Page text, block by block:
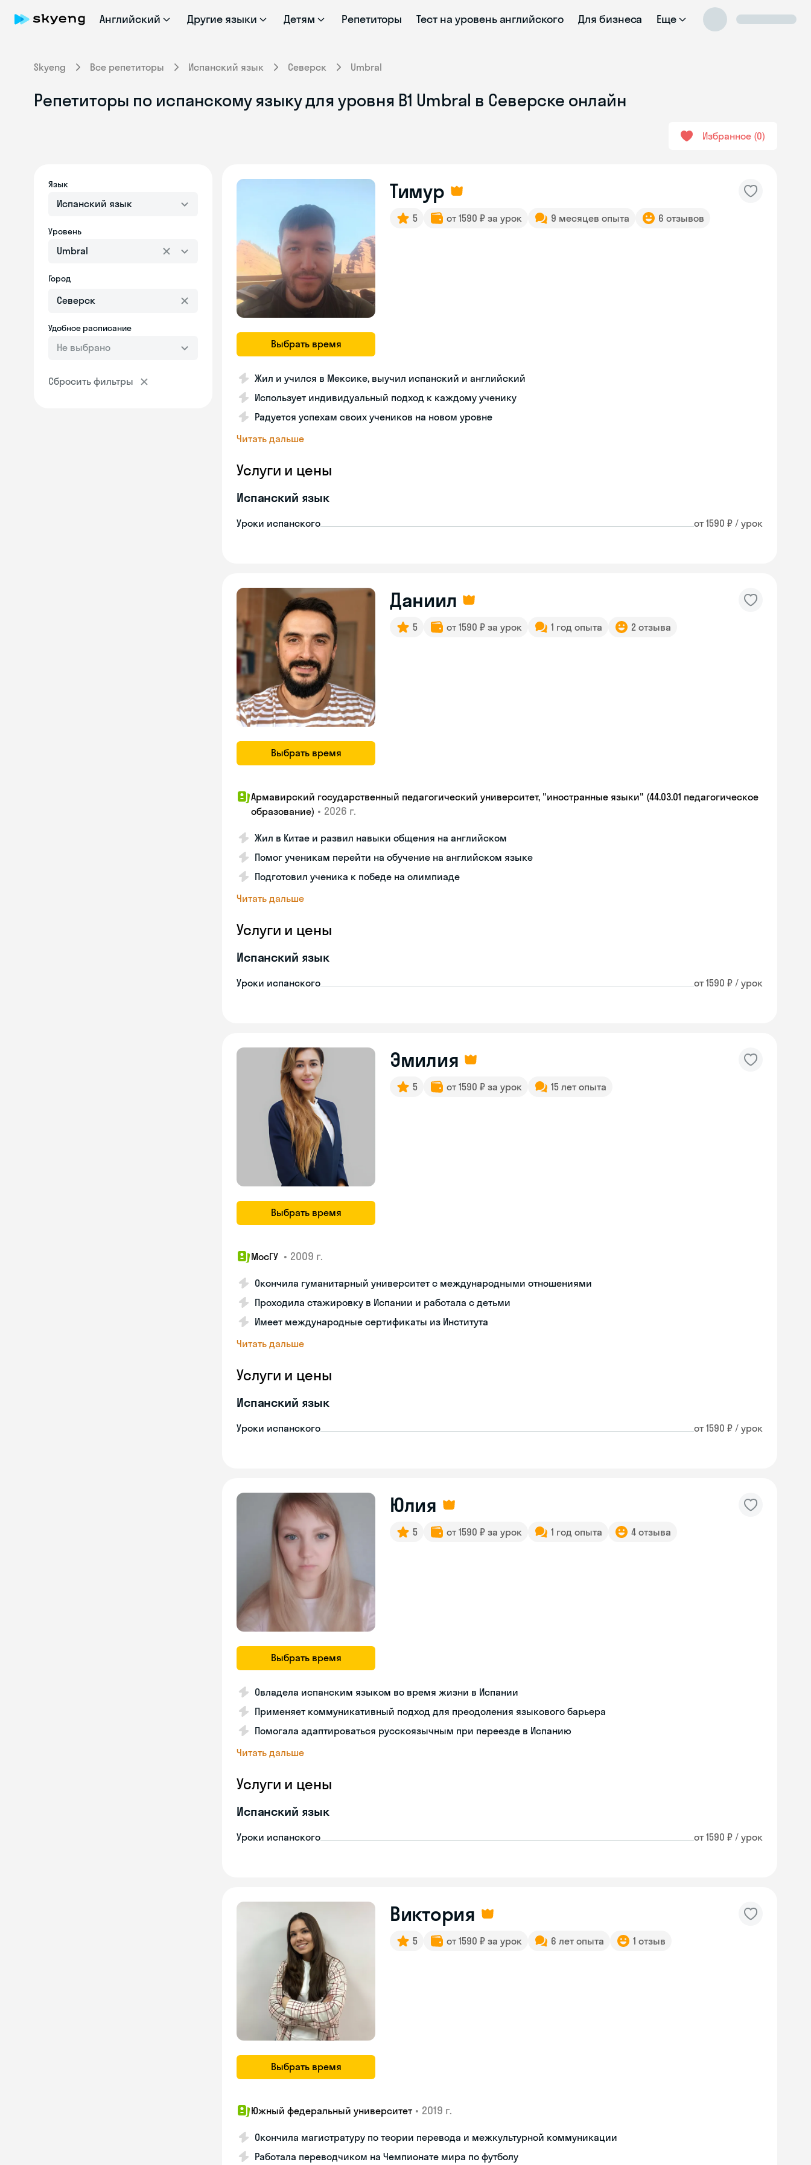
Английский Другие языки Детям Репетиторы Тест на уровень английского Для бизнеса Еще
Skyeng Все репетиторы Испанский язык Северск Umbral
Репетиторы по испанскому языку для уровня В1 Umbral в Северске онлайн
Избранное 0
Язык
Испанский язык
Уровень
Umbral
Город
Удобное расписание
Не выбрано
Сбросить фильтры
Выбрать время
Тимур
5 от 1590 ₽ за урок 9 месяцев опыта 6 отзывов
Жил и учился в Мексике, выучил испанский и английский
Использует индивидуальный подход к каждому ученику
Радуется успехам своих учеников на новом уровне
Читать дальше
Услуги и цены
Испанский язык
Уроки испанского от 1590 ₽ / урок
Выбрать время
Даниил
5 от 1590 ₽ за урок 1 год опыта 2 отзыва
Армавирский государственный педагогический университет, "иностранные языки" (44.03.01 педагогическое
образование) • 2026 г.
Жил в Китае и развил навыки общения на английском
Помог ученикам перейти на обучение на английском языке
Подготовил ученика к победе на олимпиаде
Читать дальше
Услуги и цены
Испанский язык
Уроки испанского от 1590 ₽ / урок
Выбрать время
Эмилия
5 от 1590 ₽ за урок 15 лет опыта
МосГУ • 2009 г.
Окончила гуманитарный университет с международными отношениями
Проходила стажировку в Испании и работала с детьми
Имеет международные сертификаты из Института
Читать дальше
Услуги и цены
Испанский язык
Уроки испанского от 1590 ₽ / урок
Выбрать время
Юлия
5 от 1590 ₽ за урок 1 год опыта 4 отзыва
Овладела испанским языком во время жизни в Испании
Применяет коммуникативный подход для преодоления языкового барьера
Помогала адаптироваться русскоязычным при переезде в Испанию
Читать дальше
Услуги и цены
Испанский язык
Уроки испанского от 1590 ₽ / урок
Выбрать время
Виктория
5 от 1590 ₽ за урок 6 лет опыта 1 отзыв
Южный федеральный университет • 2019 г.
Окончила магистратуру по теории перевода и межкультурной коммуникации
Работала переводчиком на Чемпионате мира по футболу